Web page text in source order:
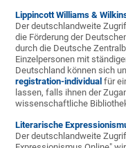
Lippincott Williams &
Der deutschlandweite
die Förderung der
durch die Deutsche
Einzelpersonen mit
Deutschland können sich
registration-individual für
lassen, falls ihnen der
wissenschaftliche
Literarische
Der deutschlandweite